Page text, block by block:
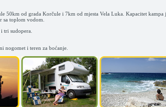
50km od grada Korčule i 7km od mjesta Vela Luka. Kapacitet kampa
sa toplom vodom.
tri sudopera.
nogomet i teren za boćanje.